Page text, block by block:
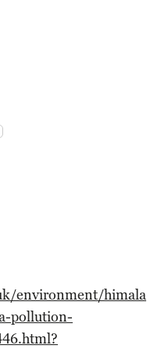
environment/himala
pollution-